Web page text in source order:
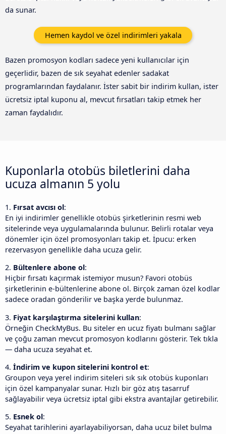
da sunar.
Hemen kaydol ve özel indirimleri yakala
Bazen promosyon kodları sadece yeni kullanıcılar için
geçerlidir, bazen de sık seyahat edenler sadakat
programlarından faydalanır. İster sabit bir indirim kullan, ister
ücretsiz iptal kuponu al, mevcut fırsatları takip etmek her
zaman faydalıdır.
Kuponlarla otobüs biletlerini daha
ucuza almanın 5 yolu
1. Fırsat avcısı ol:
En iyi indirimler genellikle otobüs şirketlerinin resmi web
sitelerinde veya uygulamalarında bulunur. Belirli rotalar veya
dönemler için özel promosyonları takip et. İpucu: erken
rezervasyon genellikle daha ucuza gelir.
2. Bültenlere abone ol:
Hiçbir fırsatı kaçırmak istemiyor musun? Favori otobüs
şirketlerinin e-bültenlerine abone ol. Birçok zaman özel kodlar
sadece oradan gönderilir ve başka yerde bulunmaz.
3. Fiyat karşılaştırma sitelerini kullan:
Örneğin CheckMyBus. Bu siteler en ucuz fiyatı bulmanı sağlar
ve çoğu zaman mevcut promosyon kodlarını gösterir. Tek tıkla
— daha ucuza seyahat et.
4. İndirim ve kupon sitelerini kontrol et:
Groupon veya yerel indirim siteleri sık sık otobüs kuponları
için özel kampanyalar sunar. Hızlı bir göz atış tasarruf
sağlayabilir veya ücretsiz iptal gibi ekstra avantajlar getirebilir.
5. Esnek ol:
Seyahat tarihlerini ayarlayabiliyorsan, daha ucuz bilet bulma